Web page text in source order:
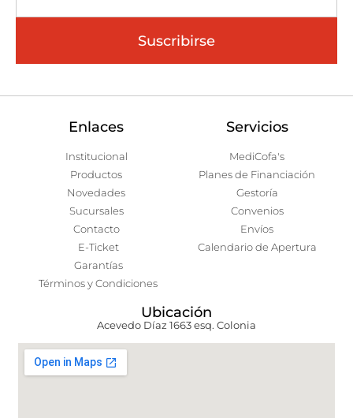
Suscribirse
Enlaces
Institucional
Productos
Novedades
Sucursales
Contacto
E-Ticket
Garantías
Términos y Condiciones
Servicios
MediCofa's
Planes de Financiación
Gestoría
Convenios
Envíos
Calendario de Apertura
Ubicación
Acevedo Díaz 1663 esq. Colonia